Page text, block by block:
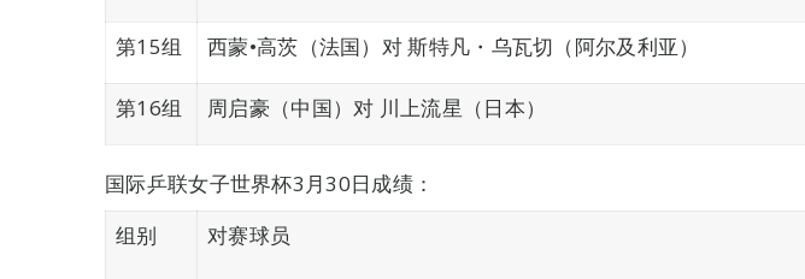
第15组 西蒙•高茨（法国）对 斯特凡・乌瓦切（阿尔及利亚）
第16组 周启豪（中国）对 川上流星（日本）
国际乒联女子世界杯3月30日成绩：
组别
对赛球员